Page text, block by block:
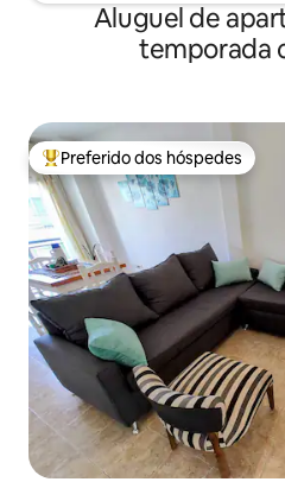
Aluguel de
temporada
Entre os melhores preferidos
Preferido dos hóspedes